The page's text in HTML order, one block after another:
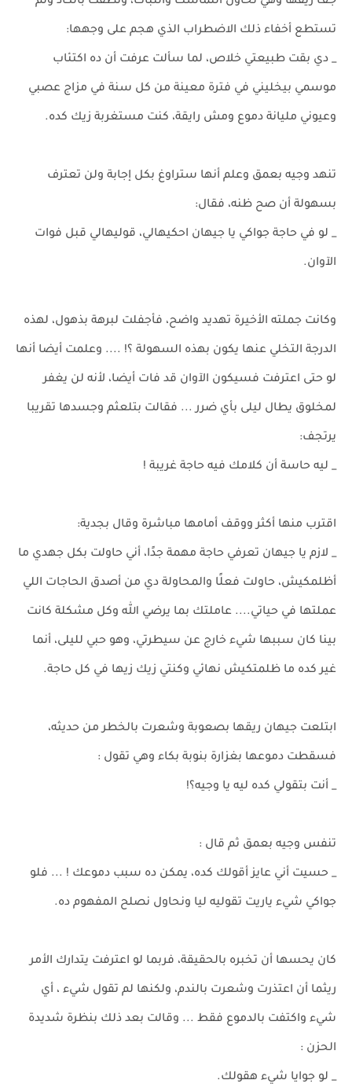
تستطع أخفاء ذلك الاضطراب الذي هجم على وجهها:
_ دي بقت طبيعتي خلاص، لما سألت عرفت أن ده اكتئاب
موسمي بيخليني في فترة معينة من كل سنة في مزاج عصبي
وعيوني مليانة دموع ومش رايقة، كنت مستغربة زيك كده.
تنهد وجيه بعمق وعلم أنها ستراوغ بكل إجابة ولن تعترف
بسهولة أن صح ظنه، فقال:
_ لو في حاجة جواكي يا جيهان احكيهالي، قوليهالي قبل فوات
الآوان.
وكانت جملته الأخيرة تهديد واضح، فأجفلت لبرهة بذهول، لهذه
الدرجة التخلي عنها يكون بهذه السهولة ؟! .... وعلمت أيضا أنها
لو حتى اعترفت فسيكون الآوان قد فات أيضا، لأنه لن يغفر
لمخلوق يطال ليلى بأي ضرر ... فقالت بتلعثم وجسدها تقريبا
يرتجف:
_ ليه حاسة أن كلامك فيه حاجة غريبة !
اقترب منها أكثر ووقف أمامها مباشرة وقال بجدية:
_ لازم يا جيهان تعرفي حاجة مهمة جدًا، أني حاولت بكل جهدي ما
أظلمكيش، حاولت فعلًا والمحاولة دي من أصدق الحاجات اللي
عملتها في حياتي.... عاملتك بما يرضي الله وكل مشكلة كانت
بينا كان سببها شيء خارج عن سيطرتي، وهو حبي لليلى، أنما
غير كده ما ظلمتكيش نهائي وكنتي زيك زيها في كل حاجة.
ابتلعت جيهان ريقها بصعوبة وشعرت بالخطر من حديثه،
فسقطت دموعها بغزارة بنوبة بكاء وهي تقول :
_ أنت بتقولي كده ليه يا وجيه؟!
تنفس وجيه بعمق ثم قال :
_ حسيت أني عايز أقولك كده، يمكن ده سبب دموعك ! ... فلو
جواكي شيء ياريت تقوليه ليا ونحاول نصلح المفهوم ده.
كان يحسها أن تخبره بالحقيقة، فربما لو اعترفت يتدارك الأمر
ريثما أن اعتذرت وشعرت بالندم، ولكنها لم تقول شيء ، أي
شيء واكتفت بالدموع فقط ... وقالت بعد ذلك بنظرة شديدة
الحزن :
_ لو جوايا شيء هقولك.